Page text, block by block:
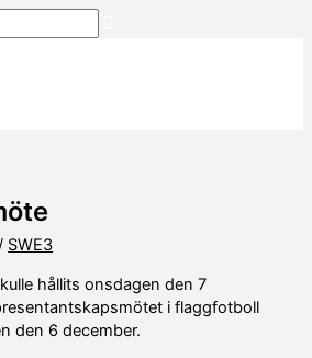
SWE3
hållits onsdagen den 7
i flaggfotboll
den 6 december.